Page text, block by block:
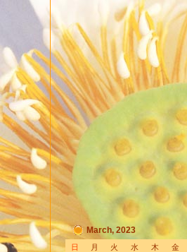
March, 2023
日 月 火 水 木 金